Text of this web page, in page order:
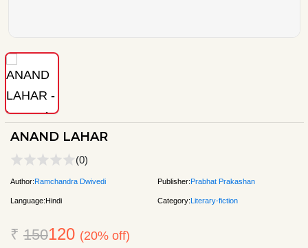
ANAND LAHAR
(0)
Author:Ramchandra Dwivedi Publisher:Prabhat Prakashan
Language:Hindi Category:Literary-fiction
₹ 150120 (20% off)